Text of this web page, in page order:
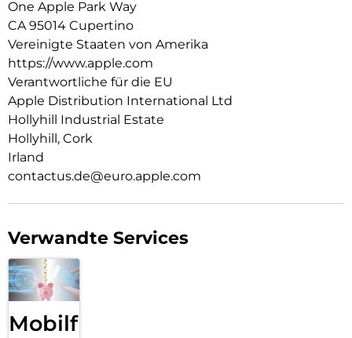
One Apple Park Way
CA 95014 Cupertino
Vereinigte Staaten von Amerika
https://www.apple.com
Verantwortliche für die EU
Apple Distribution International Ltd
Hollyhill Industrial Estate
Hollyhill, Cork
Irland
contactus.de@euro.apple.com
Verwandte Services
Mobilfunk